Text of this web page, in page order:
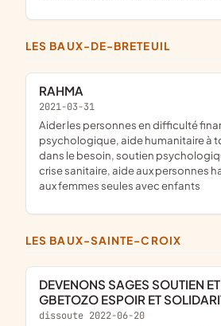
LES BAUX-DE-BRETEUIL
RAHMA
2021-03-31
aider les personnes en difficulté financière et
psychologique, aide humanitaire à
dans le besoin, soutien
crise sanitaire, aide aux personnes
aux femmes seules avec enfants
LES BAUX-SAINTE-CROIX
DEVENONS SAGES SOUTIEN ET AIDE A
GBETOZO ESPOIR ET
dissoute 2022-06-20